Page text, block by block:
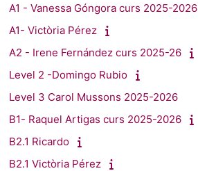
A1 - Vanessa Góngora curs 2025-2026
A1- Victòria Pérez
A2 - Irene Fernández curs 2025-26
Level 2 -Domingo Rubio
Level 3 Carol Mussons 2025-2026
B1- Raquel Artigas curs 2025-2026
B2.1 Ricardo
B2.1 Victòria Pérez